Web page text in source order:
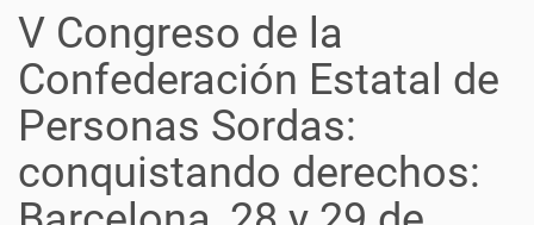
V Congreso de la
Confederación Estatal de
Personas Sordas:
conquistando derechos: